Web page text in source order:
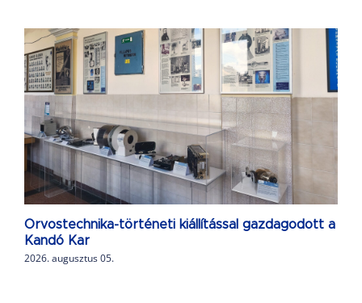
Orvostechnika-történeti kiállítással gazdagodott a
Kandó Kar
2026. augusztus 05.